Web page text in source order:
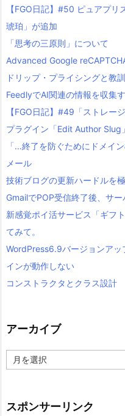
【FGO日記】#50 ピュアプ
琥珀」が追加
「思考の三原則」について
Advanced Google
ドリップ・プライシングと教訓
FeedlyでAI関連の情報を収集
【FGO日記】#49「ストレー
プラグイン「Edit Author Slug
「…終了を防ぐためにドメイ
メール
技術ブログの更新ハードルを
GmailでPOP受信終了後、サ
新感覚ポイ活サービス「ギフ
てみて。
WordPress6.9バージョンア
インが動作しない
コンストラクタとクラス設計
アーカイブ
ー
ブ
スポンサーリンク